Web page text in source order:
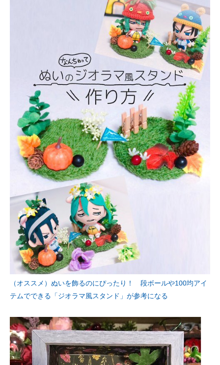
（オススメ）ぬいを飾るのにぴったり！ 段ボールや100均アイ
テムでできる「ジオラマ風スタンド」が参考になる